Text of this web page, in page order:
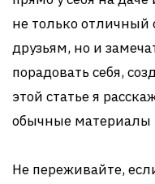
не только отличный
друзьям, но и
порадовать себя,
этой статье я
обычные материалы
Не переживайте,